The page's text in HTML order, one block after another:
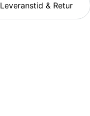
Leveranstid & Retur